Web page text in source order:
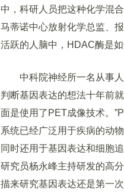
中，科研人员把这种化学混
马蒂诺中心放射化学总监、
活跃的人脑中，HDAC酶是
中科院神经所一名从事人
判断基因表达的想法十年前
面是使用了PET成像技术。
系统已经广泛用于疾病的动
同时还用于基因表达和细胞
研究员杨永峰主持研发的高
描来研究基因表达还是第一次